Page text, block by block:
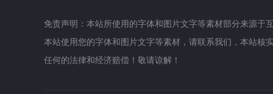
免责声明：本站所使用的字体和图片文字等素材部分来源
本站使用您的字体和图片文字等素材，请联系我们，本站
任何的法律和经济赔偿！敬请谅解！